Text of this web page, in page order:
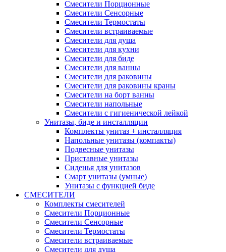
Смесители Порционные
Смесители Сенсорные
Смесители Термостаты
Смесители встраиваемые
Смесители для душа
Смесители для кухни
Смесители для биде
Смесители для ванны
Смесители для раковины
Смесители для раковины краны
Смесители на борт ванны
Смесители напольные
Смесители с гигиенической лейкой
Унитазы, биде и инсталляции
Комплекты унитаз + инсталляция
Напольные унитазы (компакты)
Подвесные унитазы
Приставные унитазы
Сиденья для унитазов
Смарт унитазы (умные)
Унитазы с функцией биде
СМЕСИТЕЛИ
Комплекты смесителей
Смесители Порционные
Смесители Сенсорные
Смесители Термостаты
Смесители встраиваемые
Смесители для душа